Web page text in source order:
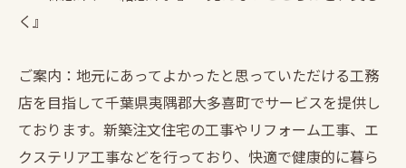
く』
ご案内：地元にあってよかったと思っていただける工務
店を目指して千葉県夷隅郡大多喜町でサービスを提供し
ております。新築注文住宅の工事やリフォーム工事、エ
クステリア工事などを行っており、快適で健康的に暮ら